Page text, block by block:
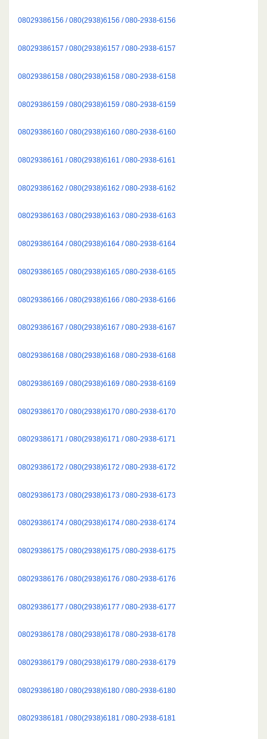
08029386156 / 080(2938)6156 / 080-2938-6156
08029386157 / 080(2938)6157 / 080-2938-6157
08029386158 / 080(2938)6158 / 080-2938-6158
08029386159 / 080(2938)6159 / 080-2938-6159
08029386160 / 080(2938)6160 / 080-2938-6160
08029386161 / 080(2938)6161 / 080-2938-6161
08029386162 / 080(2938)6162 / 080-2938-6162
08029386163 / 080(2938)6163 / 080-2938-6163
08029386164 / 080(2938)6164 / 080-2938-6164
08029386165 / 080(2938)6165 / 080-2938-6165
08029386166 / 080(2938)6166 / 080-2938-6166
08029386167 / 080(2938)6167 / 080-2938-6167
08029386168 / 080(2938)6168 / 080-2938-6168
08029386169 / 080(2938)6169 / 080-2938-6169
08029386170 / 080(2938)6170 / 080-2938-6170
08029386171 / 080(2938)6171 / 080-2938-6171
08029386172 / 080(2938)6172 / 080-2938-6172
08029386173 / 080(2938)6173 / 080-2938-6173
08029386174 / 080(2938)6174 / 080-2938-6174
08029386175 / 080(2938)6175 / 080-2938-6175
08029386176 / 080(2938)6176 / 080-2938-6176
08029386177 / 080(2938)6177 / 080-2938-6177
08029386178 / 080(2938)6178 / 080-2938-6178
08029386179 / 080(2938)6179 / 080-2938-6179
08029386180 / 080(2938)6180 / 080-2938-6180
08029386181 / 080(2938)6181 / 080-2938-6181